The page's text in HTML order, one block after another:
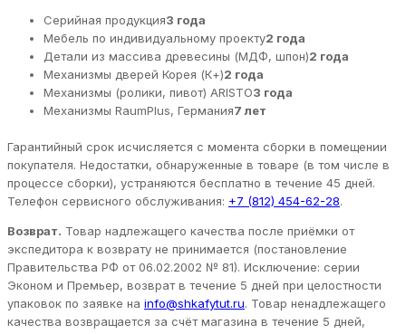
Серийная продукция3 года
Мебель по индивидуальному проекту2 года
Детали из массива древесины (МДФ, шпон)2 года
Механизмы дверей Корея (К+)2 года
Механизмы (ролики, пивот) ARISTO3 года
Механизмы RaumPlus, Германия7 лет
Гарантийный срок исчисляется с момента сборки в помещении
покупателя. Недостатки, обнаруженные в товаре (в том числе в
процессе сборки), устраняются бесплатно в течение 45 дней.
Телефон сервисного обслуживания: +7 (812) 454-62-28.
Возврат. Товар надлежащего качества после приёмки от
экспедитора к возврату не принимается (постановление
Правительства РФ от 06.02.2002 № 81). Исключение: серии
Эконом и Премьер, возврат в течение 5 дней при целостности
упаковок по заявке на info@shkafytut.ru. Товар ненадлежащего
качества возвращается за счёт магазина в течение 5 дней,